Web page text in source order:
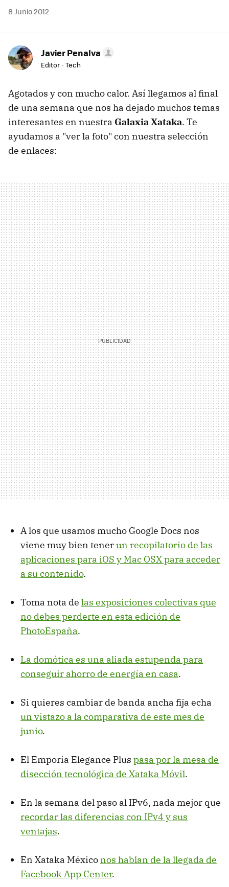
8 Junio 2012
Javier Penalva
Editor - Tech
Agotados y con mucho calor. Así llegamos al final
de una semana que nos ha dejado muchos temas
interesantes en nuestra Galaxia Xataka. Te
ayudamos a "ver la foto" con nuestra selección
de enlaces:
A los que usamos mucho Google Docs nos
viene muy bien tenerun recopilatorio de las
aplicaciones para iOS y Mac OSX para acceder
a su contenido.
Toma nota de las exposiciones colectivas que
no debes perderte en esta edición de
PhotoEspaña.
La domótica es una aliada estupenda para
conseguir ahorro de energía en casa.
Si quieres cambiar de banda ancha fija echa
un vistazo a la comparativa de este mes de
junio.
El Emporia Elegance Plus pasa por la mesa de
disección tecnológica de Xataka Móvil.
En la semana del paso al IPv6, nada mejor que
recordar las diferencias con IPv4 y sus
ventajas.
En Xataka Méxiconos hablan de la llegada de
Facebook App Center.